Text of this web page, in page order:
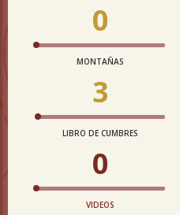
0
MONTAÑAS
3
LIBRO DE CUMBRES
0
VIDEOS